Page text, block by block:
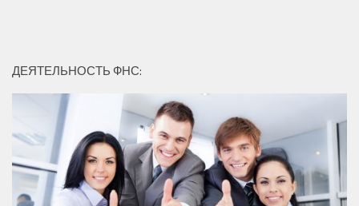
ДЕЯТЕЛЬНОСТЬ ФНС: